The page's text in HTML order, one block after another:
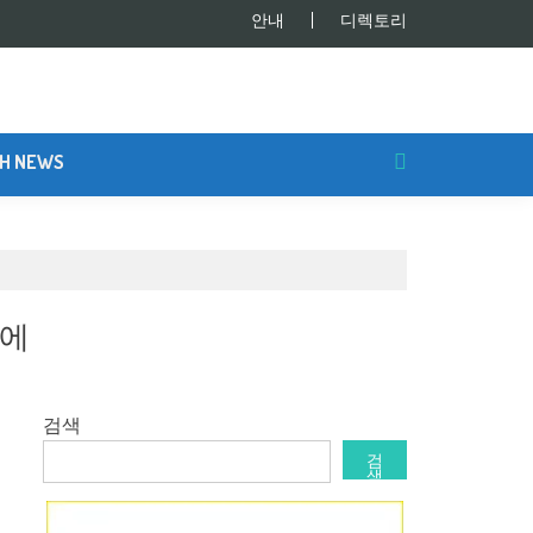
안내 디렉토리
NEWS
검색
검
색